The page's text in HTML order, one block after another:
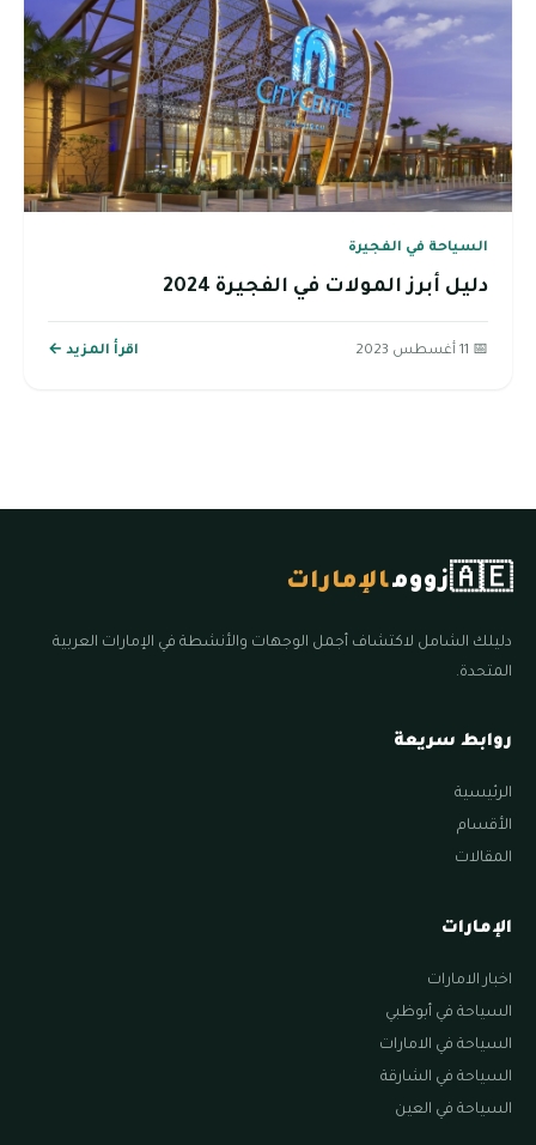
السياحة في الفجيرة
دليل أبرز المولات في الفجيرة 2024
📅 11 أغسطس 2023 اقرأ المزيد ←
🇦🇪زوومالإمارات
دليلك الشامل لاكتشاف أجمل الوجهات والأنشطة في الإمارات العربية
المتحدة.
روابط سريعة
الرئيسية
الأقسام
المقالات
الإمارات
اخبار الامارات
السياحة في أبوظبي
السياحة في الامارات
السياحة في الشارقة
السياحة في العين